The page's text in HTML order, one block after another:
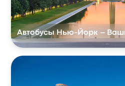
Автобусы Нью-Йорк –